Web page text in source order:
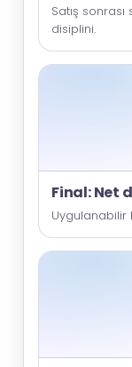
Satış
disiplini.
Final: Net
Uygulanabilir